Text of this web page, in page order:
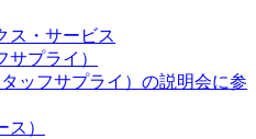
ス・サービス
プライ）
ッフサプライ）の説明会に参
）